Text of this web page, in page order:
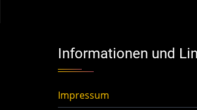
Informationen und
Impressum